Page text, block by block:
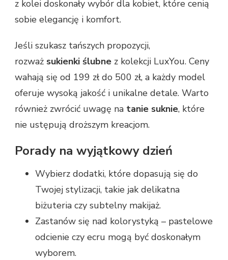
z kolei doskonały wybór dla kobiet, które cenią
sobie elegancję i komfort.
Jeśli szukasz tańszych propozycji,
rozważ sukienki ślubne z kolekcji LuxYou. Ceny
wahają się od 199 zł do 500 zł, a każdy model
oferuje wysoką jakość i unikalne detale. Warto
również zwrócić uwagę na tanie suknie, które
nie ustępują droższym kreacjom.
Porady na wyjątkowy dzień
Wybierz dodatki, które dopasują się do
Twojej stylizacji, takie jak delikatna
biżuteria czy subtelny makijaż.
Zastanów się nad kolorystyką – pastelowe
odcienie czy ecru mogą być doskonałym
wyborem.